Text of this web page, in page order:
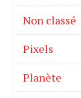
Non classé
Pixels
Planète